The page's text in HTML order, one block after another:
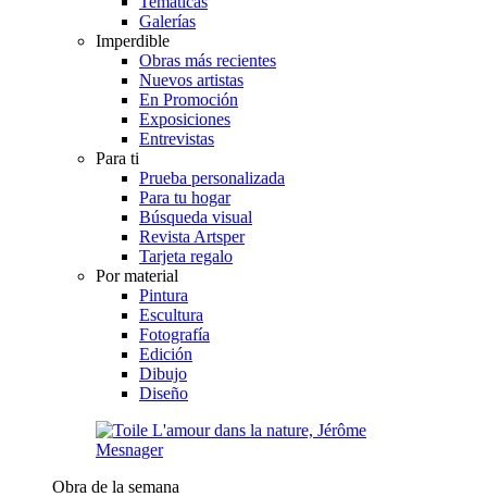
Galerías
Imperdible
Obras más recientes
Nuevos artistas
En Promoción
Exposiciones
Entrevistas
Para ti
Prueba personalizada
Para tu hogar
Búsqueda visual
Revista Artsper
Tarjeta regalo
Por material
Pintura
Escultura
Fotografía
Edición
Dibujo
Diseño
Obra de la semana